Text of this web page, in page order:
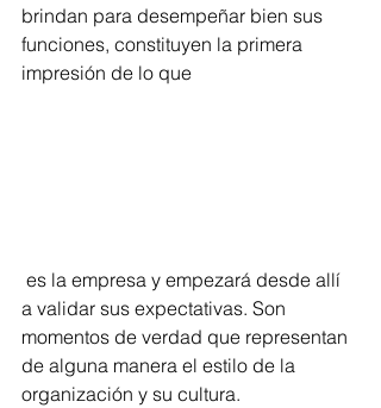
brindan para desempeñar bien sus
funciones, constituyen la primera
impresión de lo que
a validar sus expectativas. Son
momentos de verdad que representan
de alguna manera el estilo de la
organización y su cultura.